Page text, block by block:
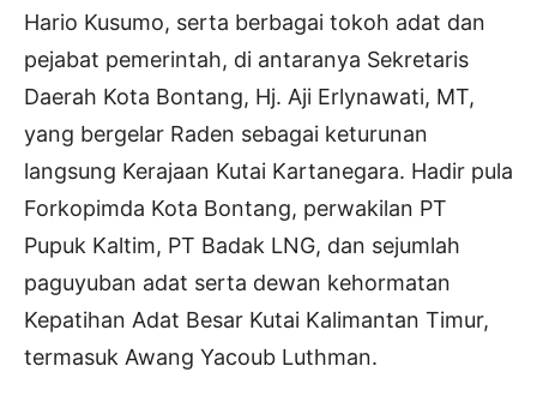
Hario Kusumo, serta berbagai tokoh adat dan
pejabat pemerintah, di antaranya Sekretaris
Daerah Kota Bontang, Hj. Aji Erlynawati, MT,
yang bergelar Raden sebagai keturunan
langsung Kerajaan Kutai Kartanegara. Hadir pula
Forkopimda Kota Bontang, perwakilan PT
Pupuk Kaltim, PT Badak LNG, dan sejumlah
paguyuban adat serta dewan kehormatan
Kepatihan Adat Besar Kutai Kalimantan Timur,
termasuk Awang Yacoub Luthman.